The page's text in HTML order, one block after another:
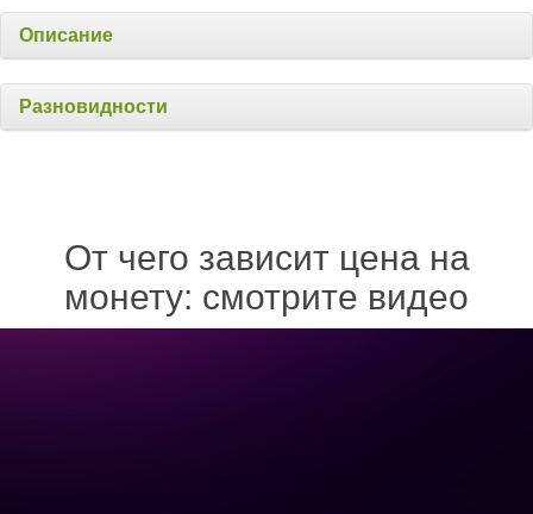
Описание
Разновидности
От чего зависит цена на
монету: смотрите видео